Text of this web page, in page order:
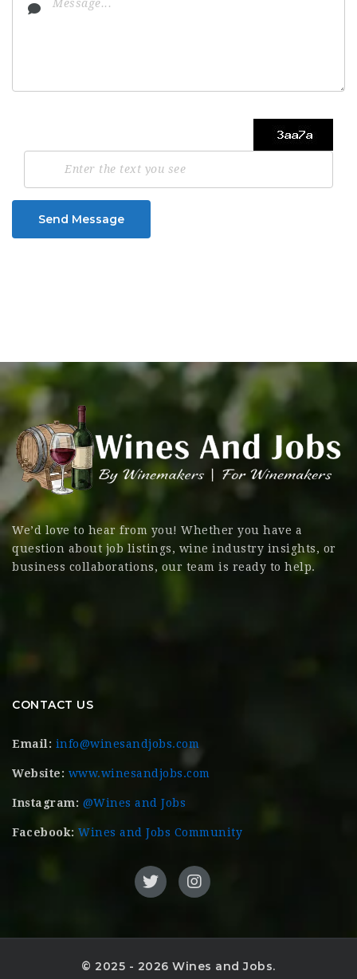
Send Message
We’d love to hear from you! Whether you have a
question about job listings, wine industry insights, or
business collaborations, our team is ready to help.
CONTACT US
Email: info@winesandjobs.com
Website: www.winesandjobs.com
Instagram: @Wines and Jobs
Facebook: Wines and Jobs Community
© 2025 - 2026 Wines and Jobs.